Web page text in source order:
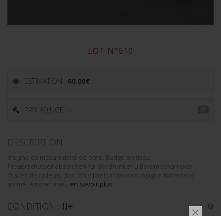
LOT N°610
ESTIMATION : 60.00€
PRIX ADJUGÉ : -
DESCRIPTION
Insigne de mécaniciens de bord. Badge en tissu
Fliegerschützenabzeichen für Bordfunker u Bordmechanicker.
Traces de colle au dos. On y joint un second insigne fortement
abîmé. A noter une... en savoir plus
CONDITION : II+